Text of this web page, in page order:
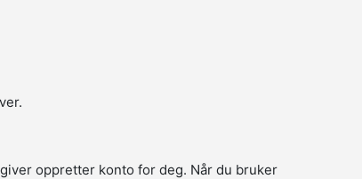
oppretter konto for deg. Når du bruker